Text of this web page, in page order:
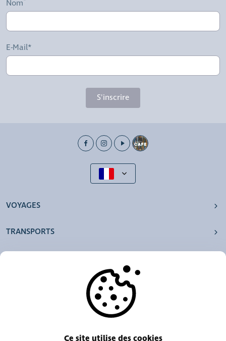
Nom
E-Mail*
S'inscrire
VOYAGES
TRANSPORTS
Ce site utilise des cookies